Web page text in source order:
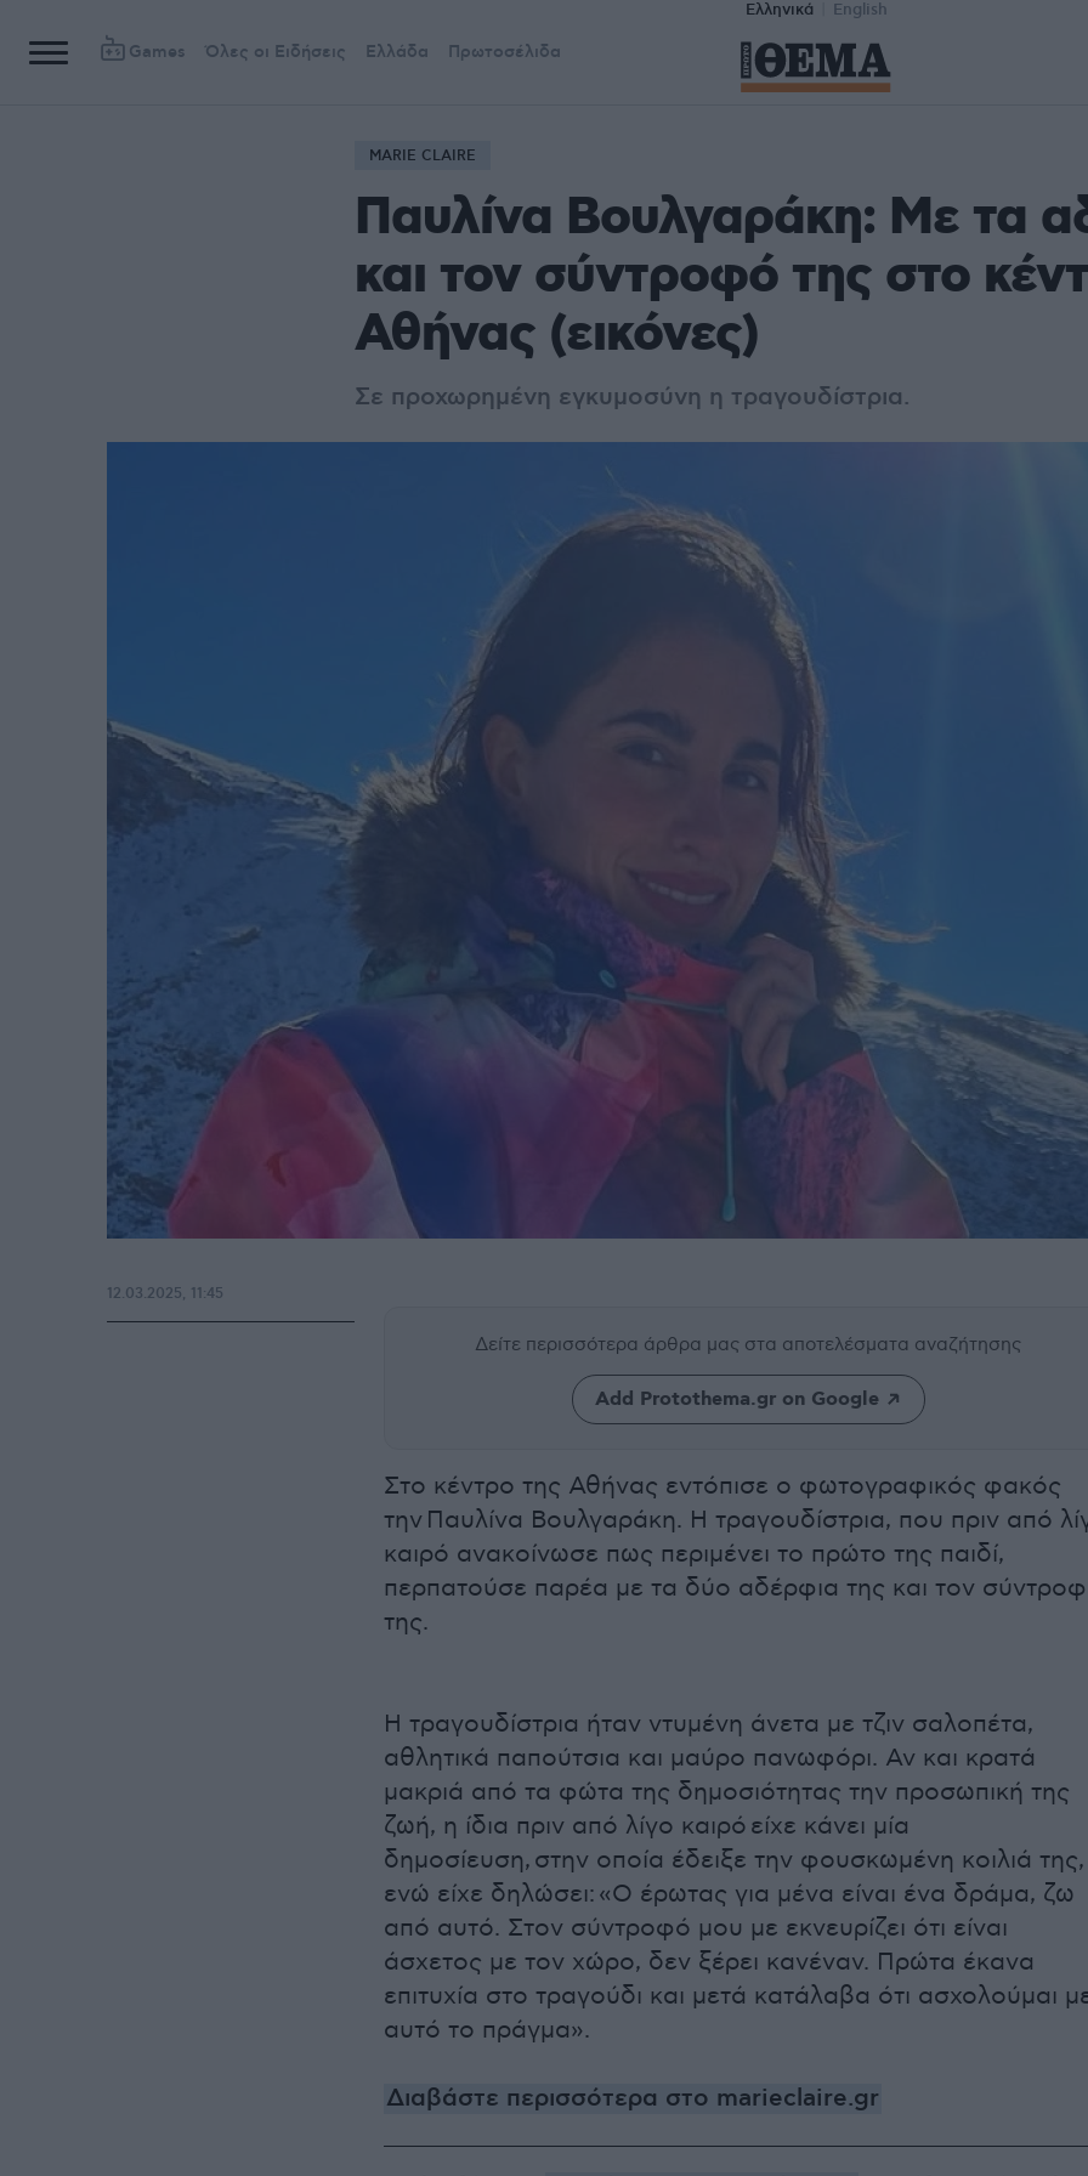
Ελληνικά English
Games Όλες οι Ειδήσεις Ελλάδα Πρωτοσέλιδα
MARIE CLAIRE
Παυλίνα Βουλγαράκη: Με τα
και τον σύντροφό της στο
Αθήνας (εικόνες)
Σε προχωρημένη εγκυμοσύνη η τραγουδίστρια.
Δείτε περισσότερα άρθρα μας στα αποτελέσματα αναζήτησης
Add Protothema.gr on Google
Στο κέντρο της Αθήνας εντόπισε ο φωτογραφικός φακός
την Παυλίνα Βουλγαράκη. Η τραγουδίστρια, που πριν από
καιρό ανακοίνωσε πως περιμένει το πρώτο της παιδί,
περπατούσε παρέα με τα δύο αδέρφια της και τον
της.
Η τραγουδίστρια ήταν ντυμένη άνετα με τζιν σαλοπέτα,
αθλητικά παπούτσια και μαύρο πανωφόρι. Αν και κρατά
μακριά από τα φώτα της δημοσιότητας την προσωπική της
ζωή, η ίδια πριν από λίγο καιρό είχε κάνει μία
δημοσίευση, στην οποία έδειξε την φουσκωμένη κοιλιά της,
ενώ είχε δηλώσει: «Ο έρωτας για μένα είναι ένα δράμα, ζω
από αυτό. Στον σύντροφό μου με εκνευρίζει ότι είναι
άσχετος με τον χώρο, δεν ξέρει κανέναν. Πρώτα έκανα
επιτυχία στο τραγούδι και μετά κατάλαβα ότι ασχολούμαι
αυτό το πράγμα».
Διαβάστε περισσότερα στο marieclaire.gr
12.03.2025, 11:45